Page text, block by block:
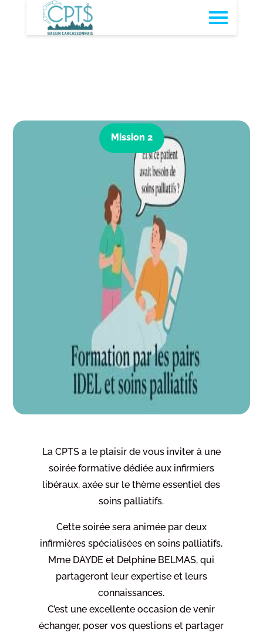
Mission 2
La CPTS a le plaisir de vous inviter à une
soirée formative dédiée aux infirmiers
libéraux, axée sur le thème essentiel des
soins palliatifs.
Cette soirée sera animée par deux
infirmières spécialisées en soins palliatifs,
Mme DAYDE et Delphine BELMAS, qui
partageront leur expertise et leurs
connaissances.
C’est une excellente occasion de venir
échanger, poser vos questions et partager